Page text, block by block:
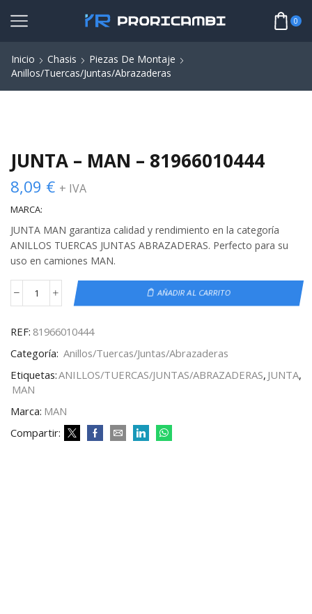
0
Inicio Chasis
Piezas De Montaje
Anillos/Tuercas/Juntas/Abrazaderas
JUNTA – MAN – 81966010444
8,09 € + IVA
MARCA:
JUNTA MAN garantiza calidad y rendimiento en la categoría
ANILLOS TUERCAS JUNTAS ABRAZADERAS. Perfecto para su
uso en camiones MAN.
AÑADIR AL CARRITO
REF: 81966010444
Categoría: Anillos/Tuercas/Juntas/Abrazaderas
Etiquetas:ANILLOS/TUERCAS/JUNTAS/ABRAZADERAS, JUNTA,
MAN
Marca: MAN
Compartir: